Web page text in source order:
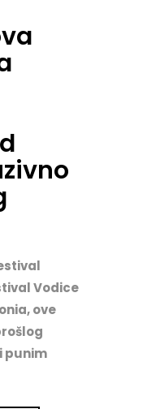
Vodice
ove
punim